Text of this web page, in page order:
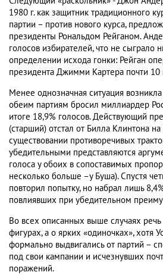
1980 г. как защитник традиционного
партии – против нового курса,
президенты Рональдом Рейганом.
голосов избирателей, что не сыграло
определении исхода гонки: Рейган
президента Джимми Картера почти 10
Менее однозначная ситуация
обеим партиям бросил миллиардер
итоге 18,9% голосов. Действующий
(старший) отстал от Билла Клинтона
существовании противоречивых
убедительными представляются
голоса у обоих в сопоставимых
несколько больше –у Буша). Спустя
повторил попытку, но набрал лишь
повлиявших при убедительном
Во всех описанных выше случаях
фигурах, а о ярких «одиночках», хотя
формально выдвигались от партий –
под свои кампании и исчезнувших
поражений.